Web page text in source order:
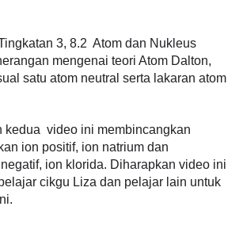
3, 8.2  Atom dan Nukleus
mengenai teori Atom Dalton,
satu atom neutral serta lakaran atom
video ini membincangkan
ion positif, ion natrium dan
ion klorida. Diharapkan video ini
cikgu Liza dan pelajar lain untuk